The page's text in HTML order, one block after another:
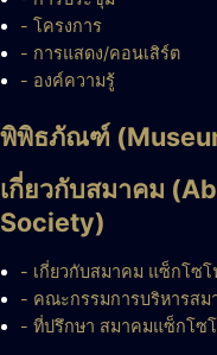
- โครงการ
- การแสดง/คอนเสิร์ต
- องค์ความรู้
พิพิธภัณฑ์
เกี่ยวกับสมาคม
Society)
- เกี่ยวกับสมาคม แซ็กโซ
- คณะกรรมการบริหารสม
- ที่ปรึกษา สมาคมแซ็กโซ